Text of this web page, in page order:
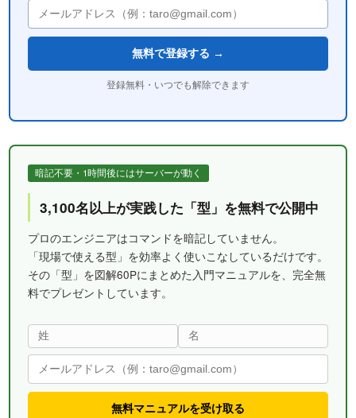
無料で登録する →
登録無料・いつでも解除できます
暗記不要・1時間後にはサーバーが動く
3,100名以上が実践した「型」を無料で公開中
プロのエンジニアはコマンドを暗記していません。
「現場で使える型」を効率よく使いこなしているだけです。
その「型」を図解60Pにまとめた入門マニュアルを、完全無
料でプレゼントしています。
無料マニュアルを受け取る